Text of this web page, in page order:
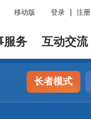
移动版 登录 注册
服务 互动交流
长者模式